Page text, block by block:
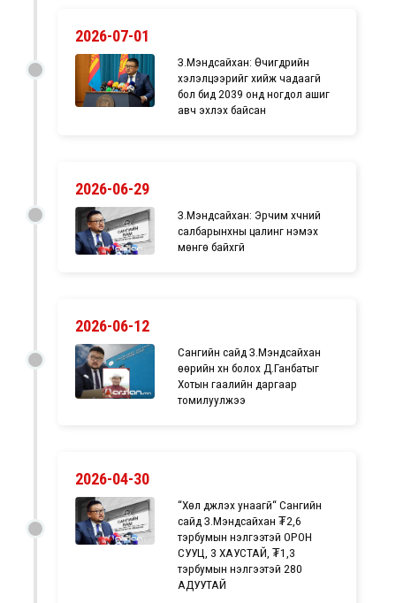
2026-07-01
З.Мэндсайхан: Өчигдрийн
хэлэлцээрийг хийж чадаагүй
бол бид 2039 онд ногдол ашиг
авч эхлэх байсан
2026-06-29
З.Мэндсайхан: Эрчим хүчний
салбарынхны цалинг нэмэх
мөнгө байхгүй
2026-06-12
Сангийн сайд З.Мэндсайхан
өөрийн хүн болох Д.Ганбатыг
Хотын гаалийн даргаар
томилуулжээ
2026-04-30
“Хөл дүүжлэх унаагүй“ Сангийн
сайд З.Мэндсайхан ₮2,6
тэрбумын үнэлгээтэй ОРОН
СУУЦ, 3 ХАУСТАЙ, ₮1,3
тэрбумын үнэлгээтэй 280
АДУУТАЙ